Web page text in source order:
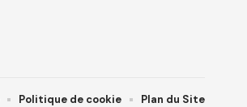
Politique de cookie Plan du Site